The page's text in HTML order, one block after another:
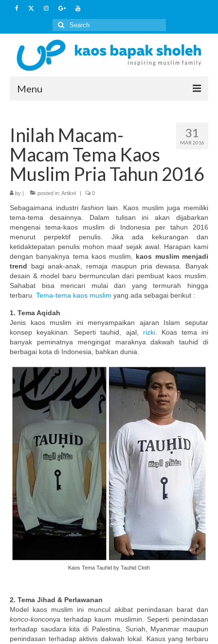
Search
for:
Menu
Artikel
Kaos Islami
HOW TO BUY
Layanan Lain
Outbound Keluarga Muslim
Publikasi Dakwah Gratis
Kajian Gratis di Jogja
FAQ
Contact
About
31
MAR 2016
Inilah Macam-
Macam Tema Kaos
Muslim Pria Tahun 2016
by | posted in: Artikel | 0
Sebagaimana industrifashion lain. Kaos muslim juga memiliki
tema-tema desainnya. Dalam tulisan ini akan dijabarkan
mengenai tema-kaos muslim di Indonesia per tahun 2016
menurut perpektif penulis. Jika ada kekurangan dan
ketidaktepatan penulis mohon maaf sejak awal. Harapan kami
dengan banyaknya tema kaos muslim, kaos muslim menjadi
trend bagi anak-anak, remaja maupun pria dewasa. Banyak
desain & model baru bermunculan dari pembuat kaos muslim.
Sahabat bisa mencari mulai dari yang termurah hingga
terbaru. Tema-tema kaos muslim yang ada sebagai berikut :
1. Tema Aqidah
Jenis kaos muslim ini menyampaikan ajaran Islam seputar
konsep keyakinan. Seperti tauhid, ajal, rizki. Koas tema ini
banyak peminatnya mengingat maraknya dakwah tauhid di
berbagai kota di Indonesia, bahkan dunia.
Kaos Tema Tauhid by Tauhid Cloth
2. Tema Jihad & Perlawanan
Model kaos muslim ini muncul akibat penindasan barat dan
konco-konconya terhadap kaum muslimin. Seperti penindasan
terhadap saudara kita di Palestina, Suriah, Myanmar maupun
penindasan terhadap aktivis dakwah lokal. Kasus yang terbaru